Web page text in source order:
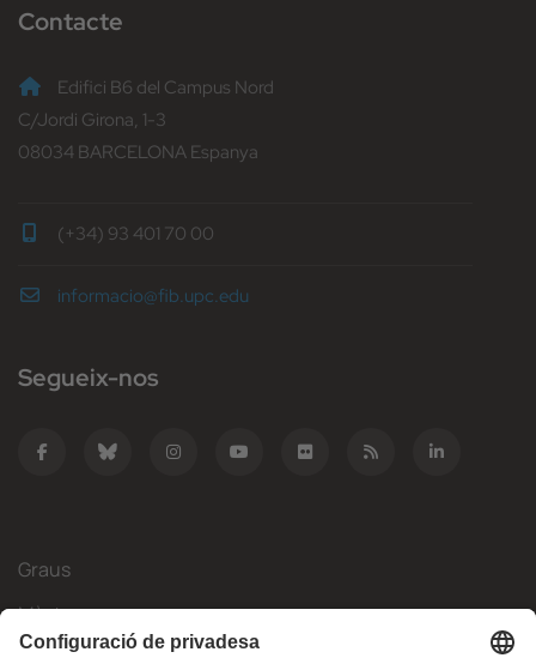
Contacte
Edifici B6 del Campus Nord
C/Jordi Girona, 1-3
08034 BARCELONA Espanya
(+34) 93 401 70 00
informacio@fib.upc.edu
Segueix-nos
Graus
Màsters